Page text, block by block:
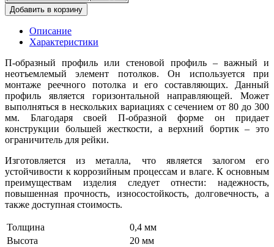
Добавить в корзину
Описание
Характеристики
П-образный профиль или стеновой профиль – важный и
неотъемлемый элемент потолков. Он используется при
монтаже реечного потолка и его составляющих. Данный
профиль является горизонтальной направляющей. Может
выполняться в нескольких вариациях с сечением от 80 до 300
мм. Благодаря своей П-образной форме он придает
конструкции большей жесткости, а верхний бортик – это
ограничитель для рейки.
Изготовляется из металла, что является залогом его
устойчивости к коррозийным процессам и влаге. К основным
преимуществам изделия следует отнести: надежность,
повышенная прочность, износостойкость, долговечность, а
также доступная стоимость.
Толщина
0,4 мм
Высота
20 мм